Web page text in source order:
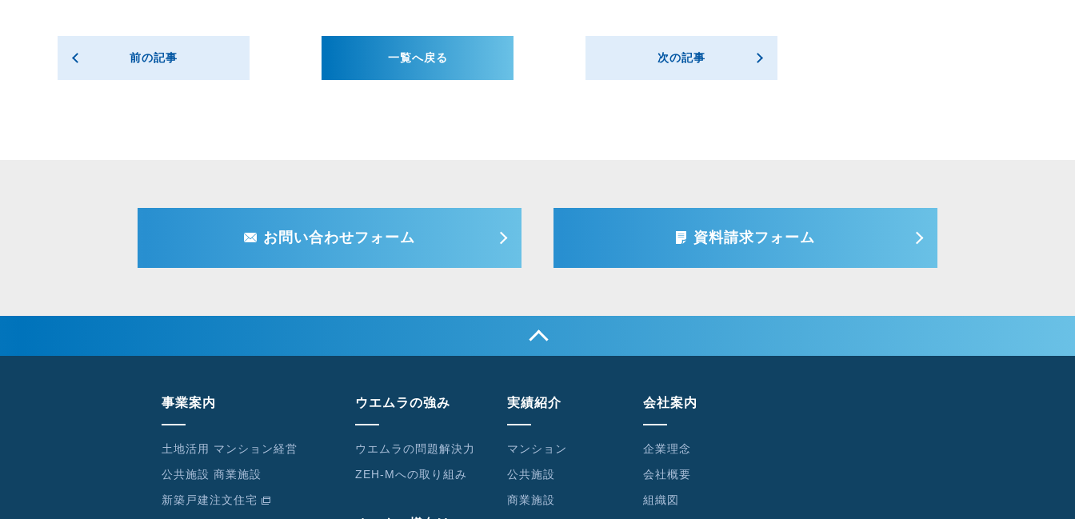
前の記事 一覧へ戻る 次の記事
お問い合わせフォーム 資料請求フォーム
事業案内
土地活用 マンション経営
公共施設 商業施設
新築戸建注文住宅
ウエムラの強み
ウエムラの問題解決力
ZEH-Mへの取り組み
実績紹介
マンション
公共施設
商業施設
会社案内
企業理念
会社概要
組織図